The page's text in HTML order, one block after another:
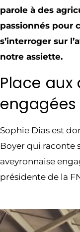
parole à des
passionnés pour
s’interroger sur
notre assiette.
Place
engagées
Sophie Dias est
Boyer qui raconte
aveyronnaise
présidente de la